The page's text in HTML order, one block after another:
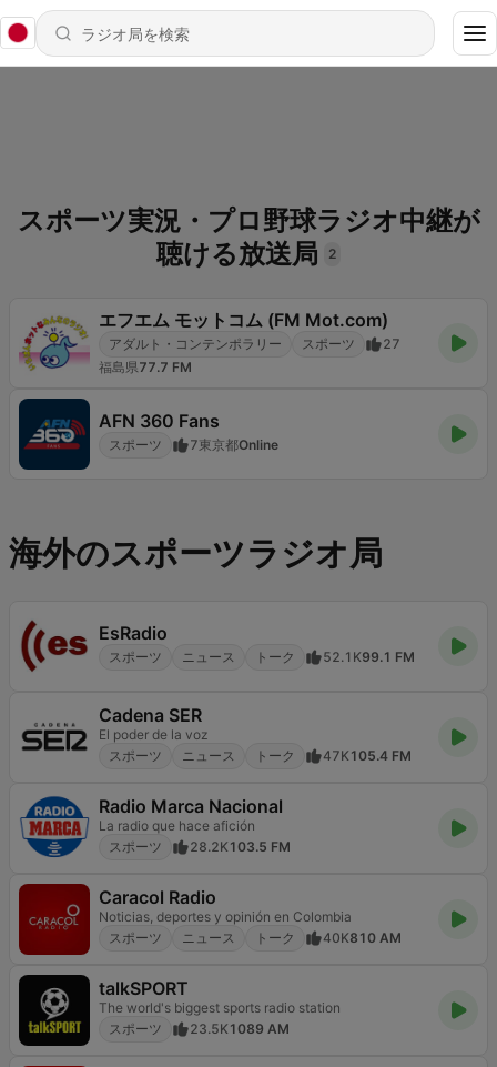
スポーツ実況・プロ野球ラジオ中継が
聴ける放送局
2
エフエム モットコム (FM Mot.com)
アダルト・コンテンポラリー スポーツ
27
福島県77.7 FM
AFN 360 Fans
スポーツ 7東京都Online
海外のスポーツラジオ局
EsRadio
スポーツ ニュース トーク 52.1K99.1 FM
Cadena SER
El poder de la voz
スポーツ
ニュース トーク 47K105.4 FM
Radio Marca Nacional
La radio que hace afición
スポーツ
28.2K103.5 FM
Caracol Radio
Noticias, deportes y opinión en Colombia
スポーツ
ニュース トーク 40K810 AM
talkSPORT
The world's biggest sports radio station
スポーツ
23.5K1089 AM